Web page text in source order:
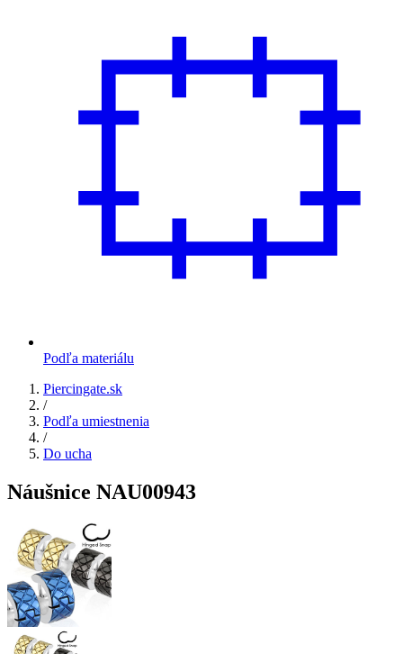
Podľa materiálu
Piercingate.sk
/
Podľa umiestnenia
/
Do ucha
Náušnice NAU00943